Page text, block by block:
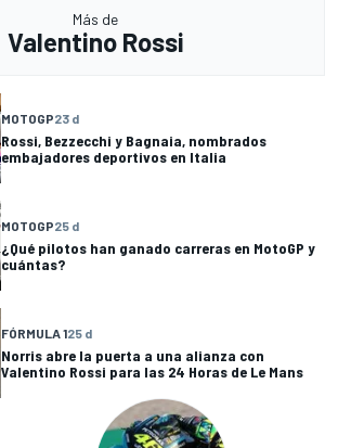
Más de
Valentino Rossi
MOTOGP23 d
Rossi, Bezzecchi y Bagnaia, nombrados
embajadores deportivos en Italia
MOTOGP25 d
¿Qué pilotos han ganado carreras en MotoGP y
cuántas?
FÓRMULA 125 d
Norris abre la puerta a una alianza con
Valentino Rossi para las 24 Horas de Le Mans